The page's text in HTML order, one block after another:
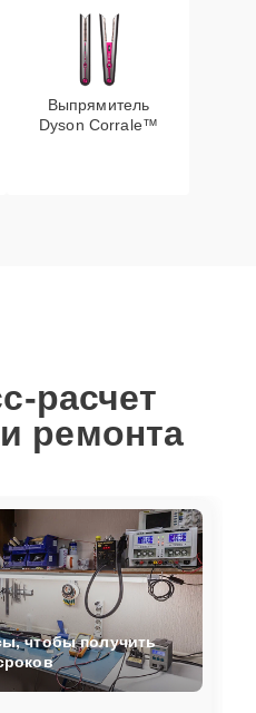
Выпрямитель
Dyson Corrale™
расчет
ремонта
чтобы получить